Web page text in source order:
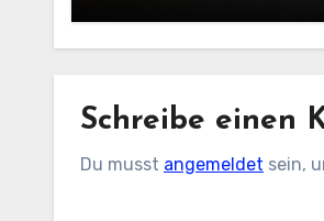
Schreibe einen
Du musst angemeldet sein,